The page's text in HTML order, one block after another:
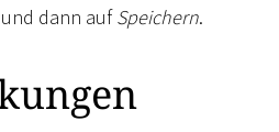
dann aufSpeichern.